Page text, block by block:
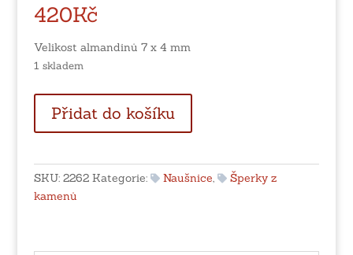
420Kč
Velikost almandinů 7 x 4 mm
1 skladem
náušnice
s
-
slza
Přidat do košíku
SKU: 2262 Kategorie: Naušnice,
Šperky z
kamenů